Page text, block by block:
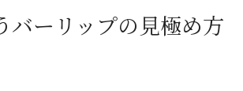
バーリップの見極め方